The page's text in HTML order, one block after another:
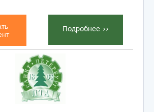
Подробнеe >>